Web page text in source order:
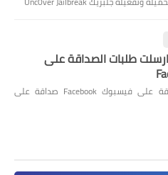
طلبات الصداقة على
كيف اعرف لمن ارسلت طلبات الصداقة على فيسبوك Facebook صداقة على